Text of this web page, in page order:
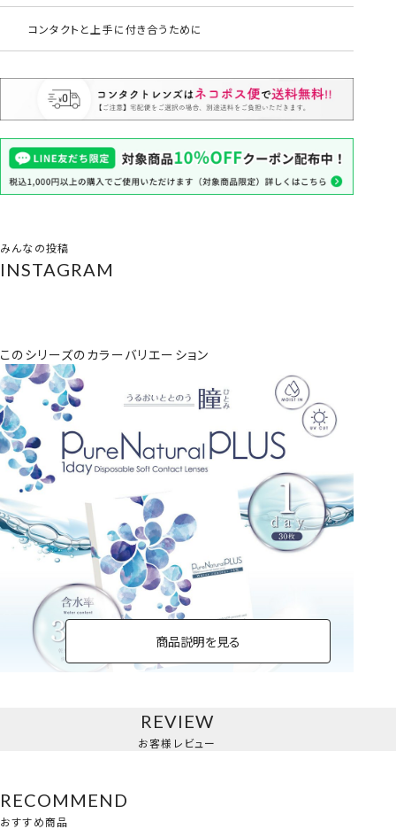
コンタクトと上手に付き合うために
みんなの投稿
INSTAGRAM
このシリーズのカラーバリエーション
商品説明を見る
REVIEW
お客様レビュー
RECOMMEND
おすすめ商品